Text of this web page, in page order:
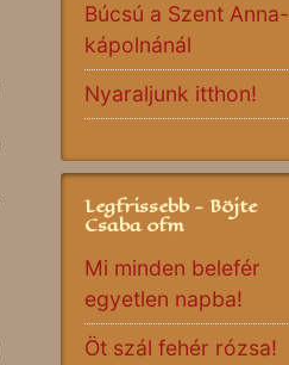
Búcsú a Szent Anna-
kápolnánál
Nyaraljunk itthon!
Legfrissebb - Böjte
Csaba ofm
Mi minden belefér
egyetlen napba!
Öt szál fehér rózsa!